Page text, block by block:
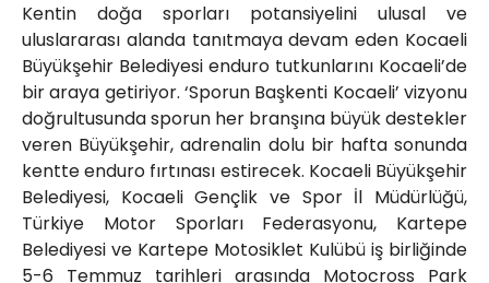
Kentin doğa sporları potansiyelini ulusal ve
uluslararası alanda tanıtmaya devam eden Kocaeli
Büyükşehir Belediyesi enduro tutkunlarını Kocaeli’de
bir araya getiriyor. ‘Sporun Başkenti Kocaeli’ vizyonu
doğrultusunda sporun her branşına büyük destekler
veren Büyükşehir, adrenalin dolu bir hafta sonunda
kentte enduro fırtınası estirecek. Kocaeli Büyükşehir
Belediyesi, Kocaeli Gençlik ve Spor İl Müdürlüğü,
Türkiye Motor Sporları Federasyonu, Kartepe
Belediyesi ve Kartepe Motosiklet Kulübü iş birliğinde
5-6 Temmuz tarihleri arasında Motocross Park